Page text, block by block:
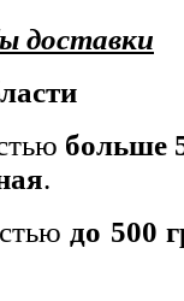
доставки
больше
.
до 500